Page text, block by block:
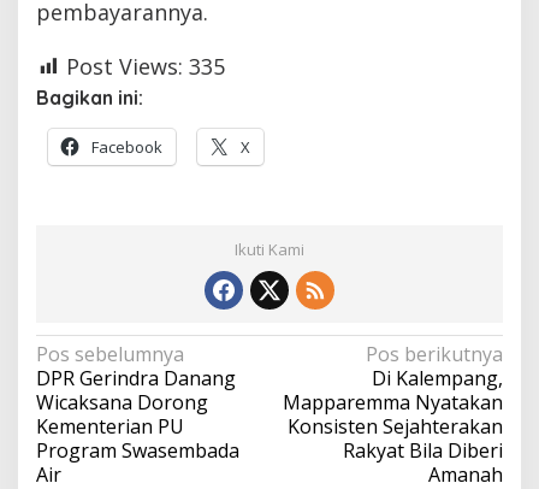
pembayarannya.
Post Views: 335
Bagikan ini:
Facebook X
Ikuti Kami
Navigasi
pos
Pos sebelumnya
DPR Gerindra Danang
Wicaksana Dorong
Kementerian PU
Program Swasembada
Air
Pos berikutnya
Di Kalempang,
Mapparemma Nyatakan
Konsisten Sejahterakan
Rakyat Bila Diberi
Amanah